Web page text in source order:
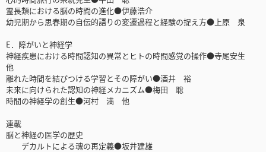
霊長類における脳の時間の進化●伊藤浩介
幼児期から思春期の自伝的語りの変遷過程と経験の捉え方●上原 泉
E．障がいと神経学
神経疾患における時間認知の異常とヒトの時間感覚の操作●寺尾安生
他
離れた時間を結びつける学習とその障がい●酒井 裕
未来に向けられた認知の神経メカニズム●梅田 聡
時間の神経学の創生●河村 満 他
連載
脳と神経の医学の歴史
デカルトによる魂の再定義●坂井建雄